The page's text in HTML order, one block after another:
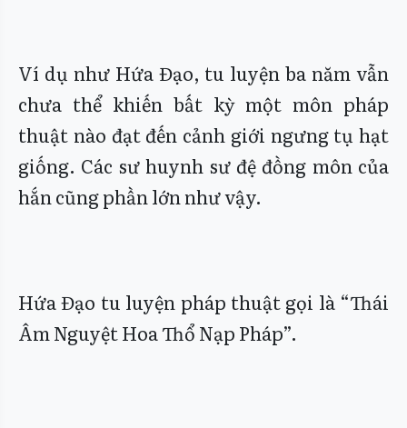
Ví dụ như Hứa Đạo, tu luyện ba năm vẫn
chưa thể khiến bất kỳ một môn pháp
thuật nào đạt đến cảnh giới ngưng tụ hạt
giống. Các sư huynh sư đệ đồng môn của
hắn cũng phần lớn như vậy.
Hứa Đạo tu luyện pháp thuật gọi là “Thái
Âm Nguyệt Hoa Thổ Nạp Pháp”.